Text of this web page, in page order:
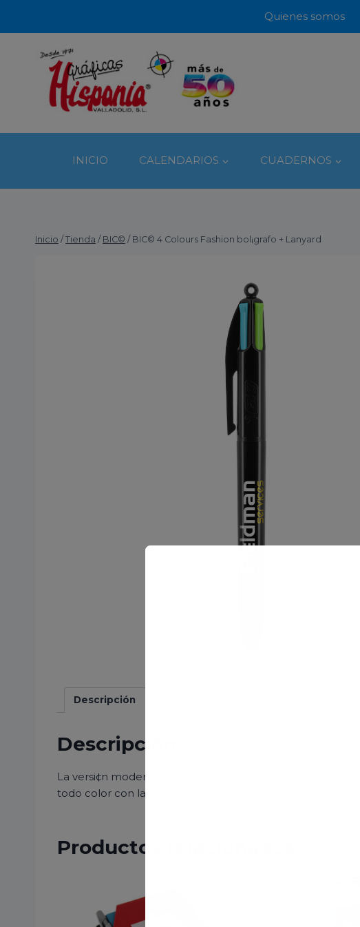
Quienes somos
INICIO CALENDARIOS CUADERNOS
Inicio / Tienda / BIC© / BIC© 4 Colours Fashion bol¡grafo + Lanyard
Descripción
Descripción
La versi¢n moderna de nuestro bol¡grafo m s ic¢nico en
todo color con la calidad superior de britePix Digital.
Productos relacionados